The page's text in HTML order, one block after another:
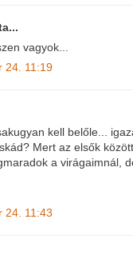
vagyok...
24. 11:19
kell belőle...
Mert az elsők
a virágaimnál,
24. 11:43